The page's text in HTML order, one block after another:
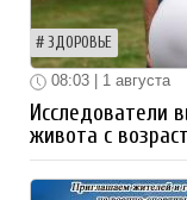
ЗДОРОВЬЕ
08:03 | 1 августа
Исследователи
живота с